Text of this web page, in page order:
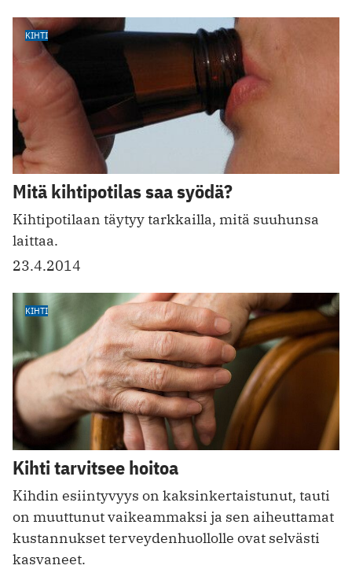
KIHTI
Mitä kihtipotilas saa syödä?
Kihtipotilaan täytyy tarkkailla, mitä suuhunsa
laittaa.
23.4.2014
KIHTI
Kihti tarvitsee hoitoa
Kihdin esiintyvyys on kaksinkertaistunut, tauti
on muuttunut vaikeammaksi ja sen aiheuttamat
kustannukset terveydenhuollolle ovat selvästi
kasvaneet.